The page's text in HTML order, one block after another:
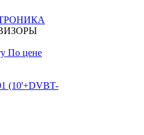
По цене
(10'+DVBT-